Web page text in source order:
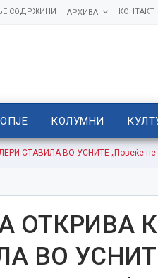
КОНТАКТ
АРХИВА
СОДРЖИНИ
КОЛУМНИ
СТАВИЛА ВО УСНИТЕ „Повеќе не
ОТКРИВА
ВО